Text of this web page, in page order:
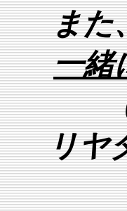
また
一緒
リヤ